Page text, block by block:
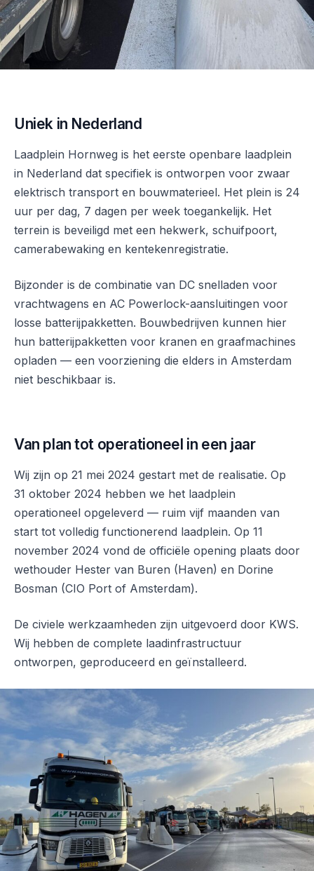
Uniek in Nederland
Laadplein Hornweg is het eerste openbare laadplein
in Nederland dat specifiek is ontworpen voor zwaar
elektrisch transport en bouwmaterieel. Het plein is 24
uur per dag, 7 dagen per week toegankelijk. Het
terrein is beveiligd met een hekwerk, schuifpoort,
camerabewaking en kentekenregistratie.
Bijzonder is de combinatie van DC snelladen voor
vrachtwagens en AC Powerlock-aansluitingen voor
losse batterijpakketten. Bouwbedrijven kunnen hier
hun batterijpakketten voor kranen en graafmachines
opladen — een voorziening die elders in Amsterdam
niet beschikbaar is.
Van plan tot operationeel in een jaar
Wij zijn op 21 mei 2024 gestart met de realisatie. Op
31 oktober 2024 hebben we het laadplein
operationeel opgeleverd — ruim vijf maanden van
start tot volledig functionerend laadplein. Op 11
november 2024 vond de officiële opening plaats door
wethouder Hester van Buren (Haven) en Dorine
Bosman (CIO Port of Amsterdam).
De civiele werkzaamheden zijn uitgevoerd door KWS.
Wij hebben de complete laadinfrastructuur
ontworpen, geproduceerd en geïnstalleerd.